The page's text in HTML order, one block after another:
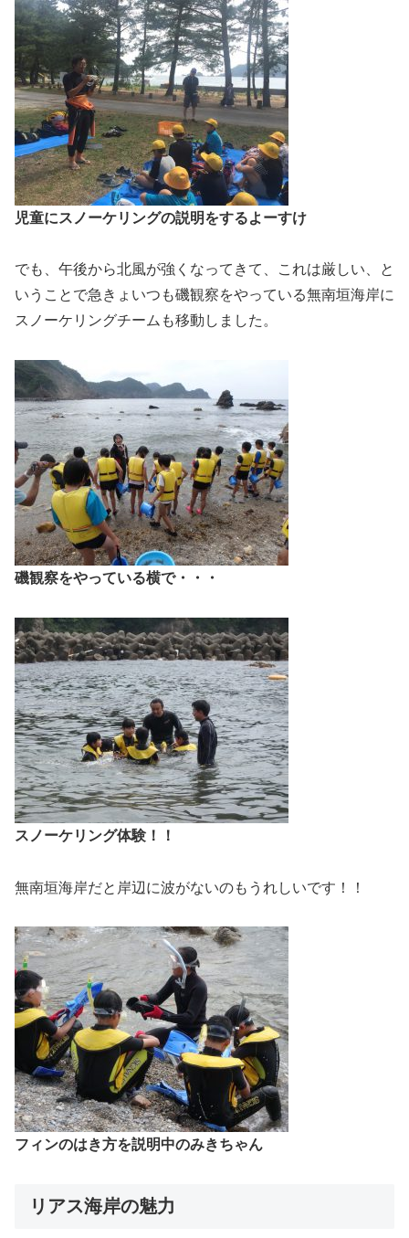
児童にスノーケリングの説明をするよーすけ
でも、午後から北風が強くなってきて、これは厳しい、と
いうことで急きょいつも磯観察をやっている無南垣海岸に
スノーケリングチームも移動しました。
磯観察をやっている横で・・・
スノーケリング体験！！
無南垣海岸だと岸辺に波がないのもうれしいです！！
フィンのはき方を説明中のみきちゃん
リアス海岸の魅力